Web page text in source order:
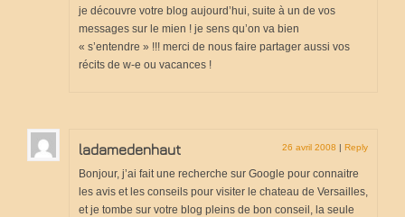
je découvre votre blog aujourd’hui, suite à un de vos
messages sur le mien ! je sens qu’on va bien
« s’entendre » !!! merci de nous faire partager aussi vos
récits de w-e ou vacances !
ladamedenhaut 26 avril 2008 | Reply
Bonjour, j’ai fait une recherche sur Google pour connaitre
les avis et les conseils pour visiter le chateau de Versailles,
et je tombe sur votre blog pleins de bon conseil, la seule